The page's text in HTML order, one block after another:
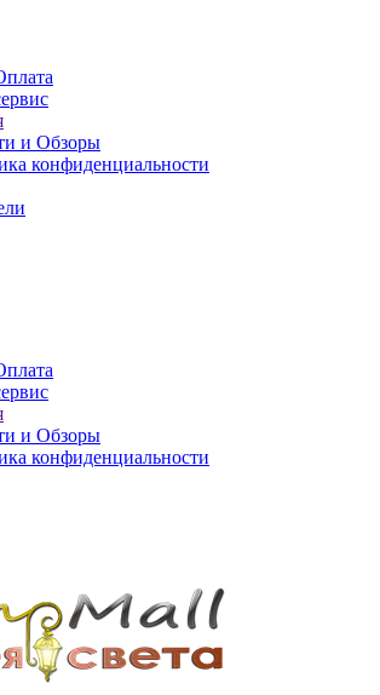
и Обзоры
конфиденциальности
и Обзоры
конфиденциальности